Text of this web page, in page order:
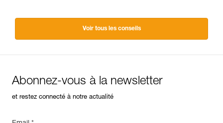
Voir tous les conseils
Abonnez-vous à la newsletter
et restez connecté à notre actualité